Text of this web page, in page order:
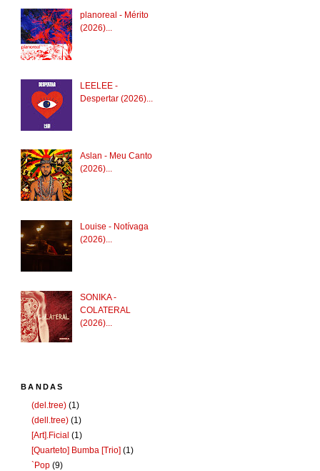
planoreal - Mérito
(2026)...
LEELEE -
Despertar (2026)...
Aslan - Meu Canto
(2026)...
Louise - Notívaga
(2026)...
SONIKA -
COLATERAL
(2026)...
BANDAS
(del.tree) (1)
(dell.tree) (1)
[Art].Ficial (1)
[Quarteto] Bumba [Trio] (1)
`Pop (9)